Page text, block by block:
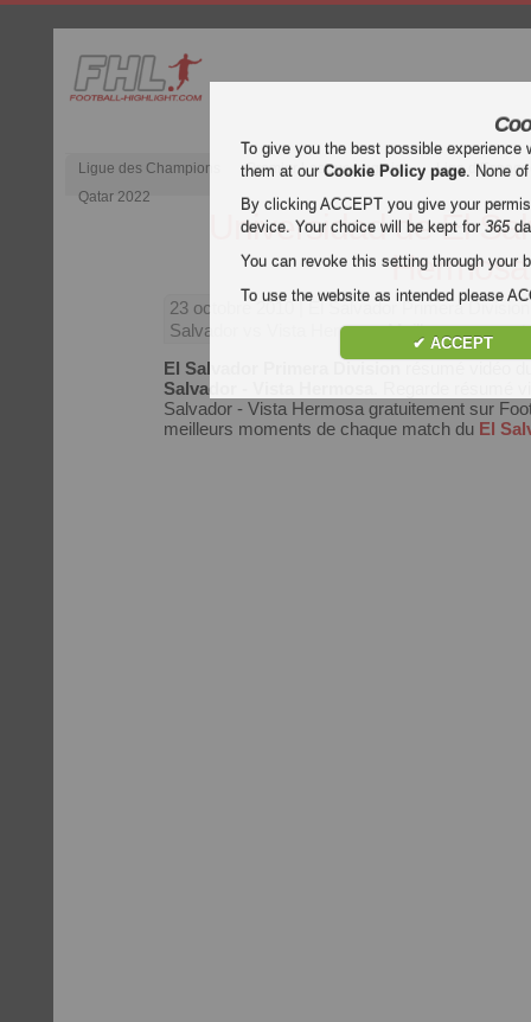
Ligue des Champions Premier League anglaise
Liga
Qatar 2022
Universidad de El
Hermosa
23 octobre 2010| El Salvador Primera
Salvador vs Vista Hermosa Meilleurs
El Salvador Primera Division
Salvador - Vista Hermosa
Salvador - Vista Hermosa gratuitement sur
meilleurs moments de chaque match du El
To give you the best possible
them at ourCookie Policy page. None
By clicking ACCEPT you give your
device. Your choice will be kept for365
You can revoke this setting through your
To use the website as intended please
✔ ACCEPT